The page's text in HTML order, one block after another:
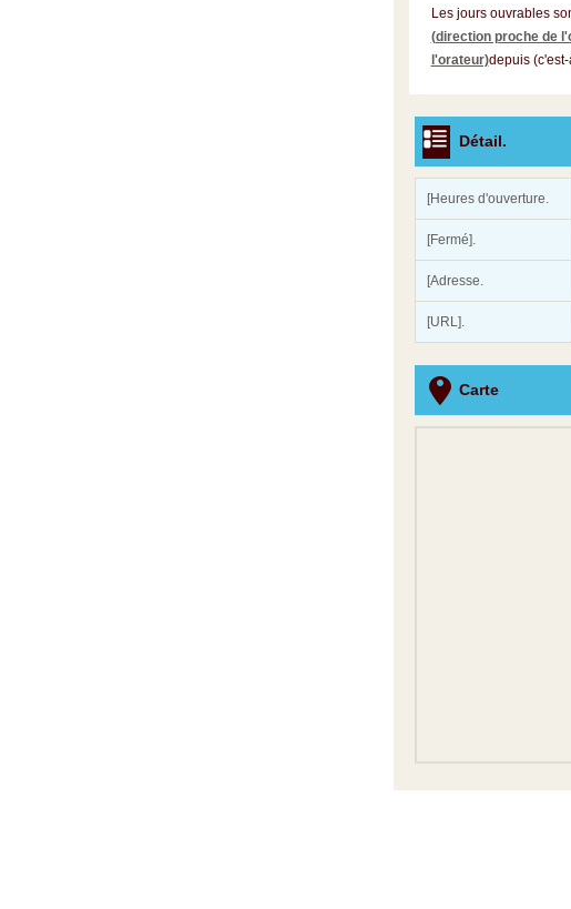
Les jours ouvrables
(direction proche de
l'orateur)depuis
Détail.
[Heures d'ouverture.
[Fermé].
[Adresse.
[URL].
Carte